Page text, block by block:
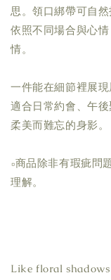
思。領口綁帶可自
依照不同場合與心
情。
一件能在細節裡展
適合日常約會、午
柔美而難忘的身影。
▫商品除非有瑕疵問
理解。
Like floral